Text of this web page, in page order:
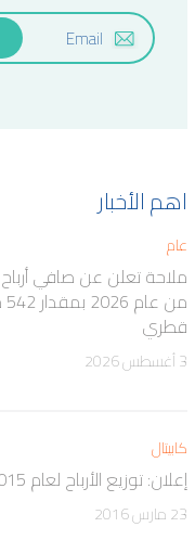
اهم الأخبار
عام
ملاحة تعلن عن صافي
قطري
3 أغسطس 2026
كابيتال
إعلان: توزيع الأرباح لعام 2015
23 مارس 2016